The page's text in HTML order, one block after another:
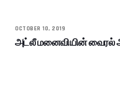
OCTOBER 10, 2019
அட்லீ மனைவியின் வைரல்